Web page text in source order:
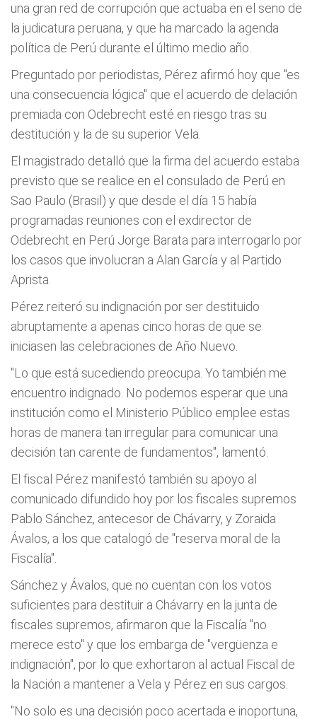
una gran red de corrupción que actuaba en el seno de
la judicatura peruana, y que ha marcado la agenda
política de Perú durante el último medio año.
Preguntado por periodistas, Pérez afirmó hoy que "es
una consecuencia lógica" que el acuerdo de delación
premiada con Odebrecht esté en riesgo tras su
destitución y la de su superior Vela.
El magistrado detalló que la firma del acuerdo estaba
previsto que se realice en el consulado de Perú en
Sao Paulo (Brasil) y que desde el día 15 había
programadas reuniones con el exdirector de
Odebrecht en Perú Jorge Barata para interrogarlo por
los casos que involucran a Alan García y al Partido
Aprista.
Pérez reiteró su indignación por ser destituido
abruptamente a apenas cinco horas de que se
iniciasen las celebraciones de Año Nuevo.
"Lo que está sucediendo preocupa. Yo también me
encuentro indignado. No podemos esperar que una
institución como el Ministerio Público emplee estas
horas de manera tan irregular para comunicar una
decisión tan carente de fundamentos", lamentó.
El fiscal Pérez manifestó también su apoyo al
comunicado difundido hoy por los fiscales supremos
Pablo Sánchez, antecesor de Chávarry, y Zoraida
Ávalos, a los que catalogó de "reserva moral de la
Fiscalía".
Sánchez y Ávalos, que no cuentan con los votos
suficientes para destituir a Chávarry en la junta de
fiscales supremos, afirmaron que la Fiscalía "no
merece esto" y que los embarga de "vergüenza e
indignación", por lo que exhortaron al actual Fiscal de
la Nación a mantener a Vela y Pérez en sus cargos.
"No solo es una decisión poco acertada e inoportuna,